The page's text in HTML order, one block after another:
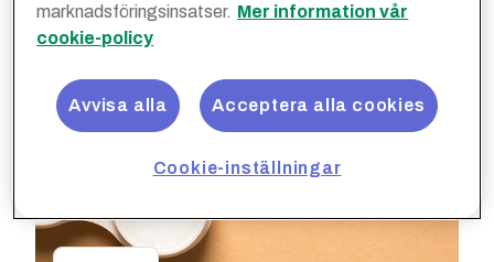
marknadsföringsinsatser. Mer information vår
cookie-policy
Avvisa alla Acceptera alla cookies
Cookie-inställningar